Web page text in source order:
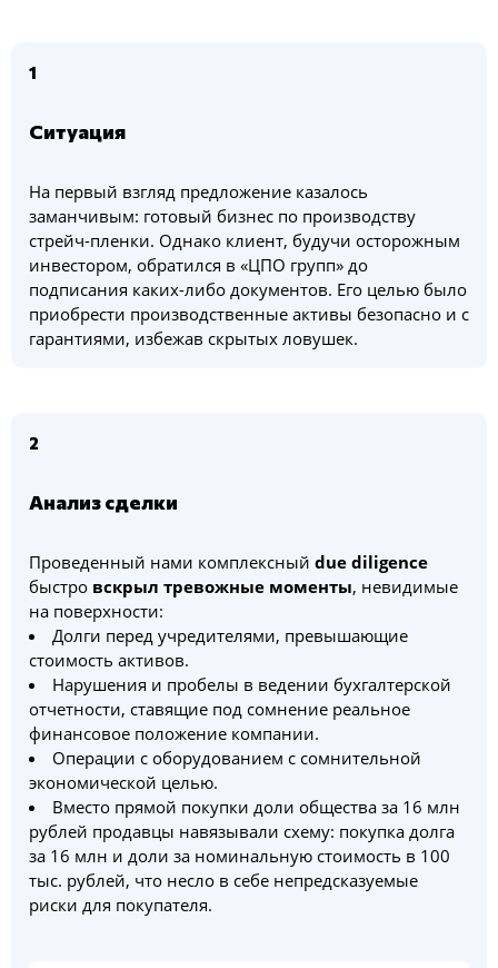
1
Ситуация
На первый взгляд предложение казалось
заманчивым: готовый бизнес по производству
стрейч-пленки. Однако клиент, будучи осторожным
инвестором, обратился в «ЦПО групп» до
подписания каких-либо документов. Его целью было
приобрести производственные активы безопасно и с
гарантиями, избежав скрытых ловушек.
2
Анализ сделки
Проведенный нами комплексный due diligence
быстро вскрыл тревожные моменты, невидимые
на поверхности:
Долги перед учредителями, превышающие
стоимость активов.
Нарушения и пробелы в ведении бухгалтерской
отчетности, ставящие под сомнение реальное
финансовое положение компании.
Операции с оборудованием с сомнительной
экономической целью.
Вместо прямой покупки доли общества за 16 млн
рублей продавцы навязывали схему: покупка долга
за 16 млн и доли за номинальную стоимость в 100
тыс. рублей, что несло в себе непредсказуемые
риски для покупателя.